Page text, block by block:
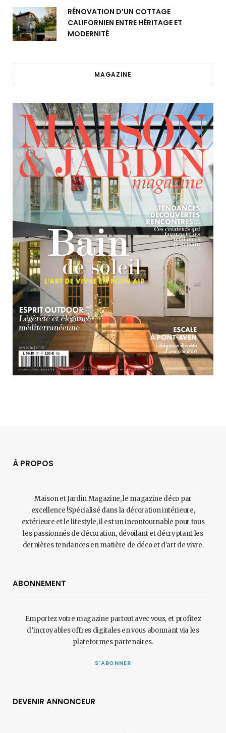
RÉNOVATION D’UN COTTAGE
CALIFORNIEN ENTRE HÉRITAGE ET
MODERNITÉ
MAGAZINE
À PROPOS
Maison et Jardin Magazine, le magazine déco par
excellence !Spécialisé dans la décoration intérieure,
extérieure et le lifestyle, il est un incontournable pour tous
les passionnés de décoration, dévoilant et décryptant les
dernières tendances en matière de déco et d'art de vivre.
ABONNEMENT
Emportez votre magazine partout avec vous, et profitez
d’incroyables offres digitales en vous abonnant via les
plateformes partenaires.
S'ABONNER
DEVENIR ANNONCEUR